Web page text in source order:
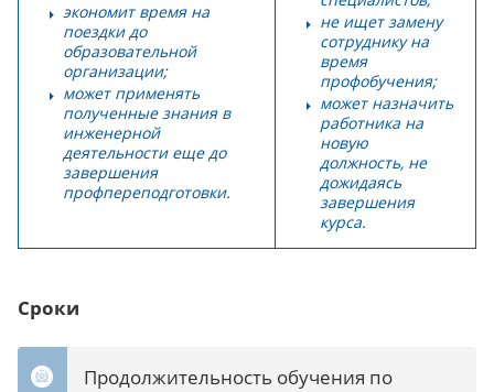
экономит время на
поездки до
образовательной
организации;
может применять
полученные знания в
инженерной
деятельности еще до
завершения
профпереподготовки.
не ищет замену
сотруднику на
время
профобучения;
может назначить
работника на
новую
должность, не
дожидаясь
завершения
курса.
Сроки
Продолжительность обучения по